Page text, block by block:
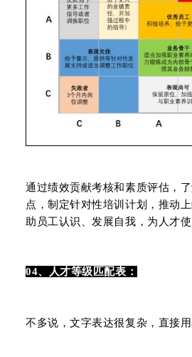
通过绩效贡献考核和素质评估，
点，制定针对性培训计划，推动
助员工认识、发展自我，为人才使
04、人才等级匹配表：
不多说，文字表达很复杂，直接用